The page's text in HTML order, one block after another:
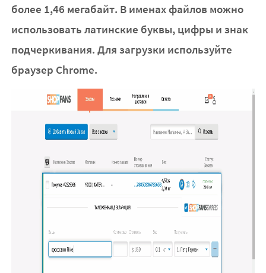
более 1,46 мегабайт. В именах файлов можно
использовать латинские буквы, цифры и знак
подчеркивания. Для загрузки используйте
браузер Chrome.